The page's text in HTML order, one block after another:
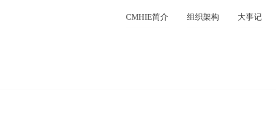
CMHIE简介 组织架构 大事记